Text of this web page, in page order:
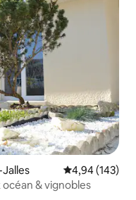
Évaluation
4,94 (143)
& vignobles